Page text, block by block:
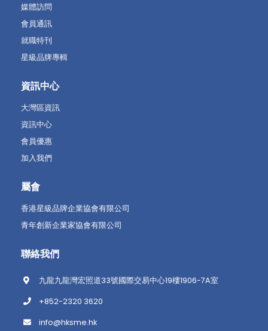
媒體訪問
會員通訊
就職特刊
星級品牌專輯
資訊中心
大灣區資訊
資訊中心
會員優惠
加入我們
屬會
香港星級品牌企業協會有限公司
青年創新企業家協會有限公司
聯絡我們
九龍九龍灣宏照道33號國際交易中心19樓1906-7A室
+852-2320 3620
info@hksme.hk